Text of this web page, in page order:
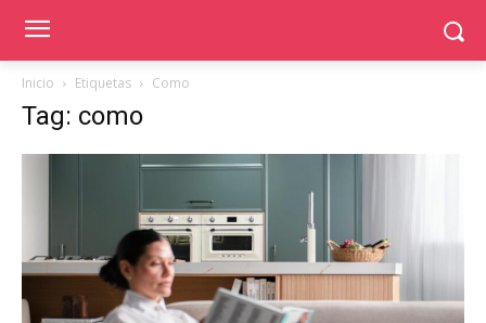
Inicio Etiquetas Como
Tag: como